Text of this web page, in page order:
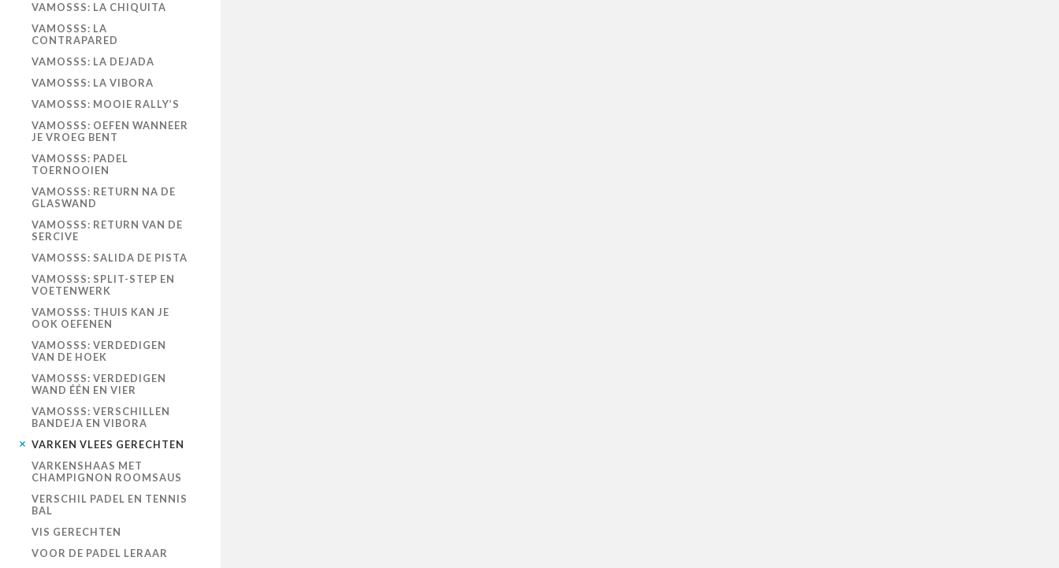
VAMOSSS: LA CHIQUITA
VAMOSSS: LA
CONTRAPARED
VAMOSSS: LA DEJADA
VAMOSSS: LA VIBORA
VAMOSSS: MOOIE RALLY’S
VAMOSSS: OEFEN WANNEER
JE VROEG BENT
VAMOSSS: PADEL
TOERNOOIEN
VAMOSSS: RETURN NA DE
GLASWAND
VAMOSSS: RETURN VAN DE
SERCIVE
VAMOSSS: SALIDA DE PISTA
VAMOSSS: SPLIT-STEP EN
VOETENWERK
VAMOSSS: THUIS KAN JE
OOK OEFENEN
VAMOSSS: VERDEDIGEN
VAN DE HOEK
VAMOSSS: VERDEDIGEN
WAND ÉÉN EN VIER
VAMOSSS: VERSCHILLEN
BANDEJA EN VIBORA
VARKEN VLEES GERECHTEN
VARKENSHAAS MET
CHAMPIGNON ROOMSAUS
VERSCHIL PADEL EN TENNIS
BAL
VIS GERECHTEN
VOOR DE PADEL LERAAR